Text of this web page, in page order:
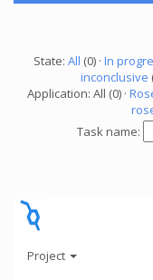
State: All (0) · In
inconclusive
Application: All (0) ·
Task name:
Project